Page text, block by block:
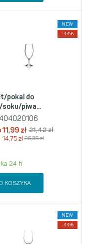
NEW
-44%
pokal do
piwa...
11,99 zł 21,42zł
14,75 zł 26,35zł
24 h
KOSZYKA
NEW
-44%